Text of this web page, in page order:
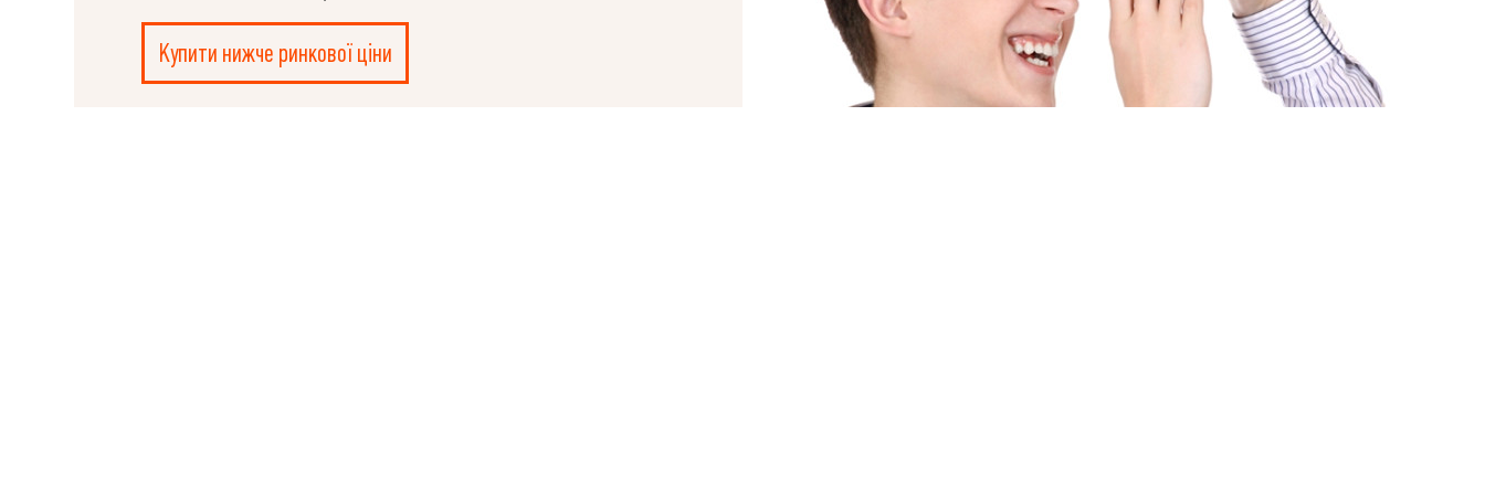
Купити нижче ринкової ціни © 2019 – 2026 Valion real estate. Всі права захищені.
— WEB-інтегровані системи управління ріелторськими компаніями